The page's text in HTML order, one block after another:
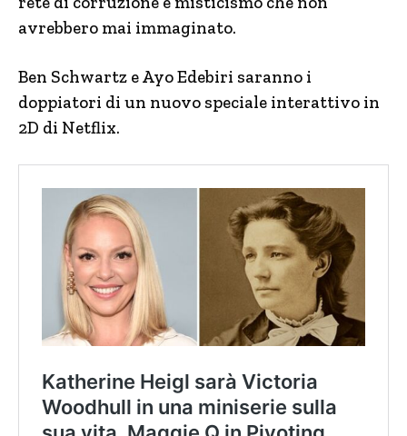
avrebbero mai immaginato.
Ben Schwartz e Ayo Edebiri saranno i
doppiatori di un nuovo speciale interattivo in
2D di Netflix.